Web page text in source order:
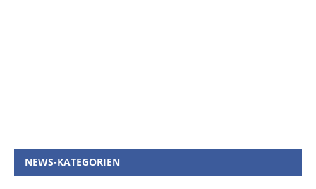
NEWS-KATEGORIEN